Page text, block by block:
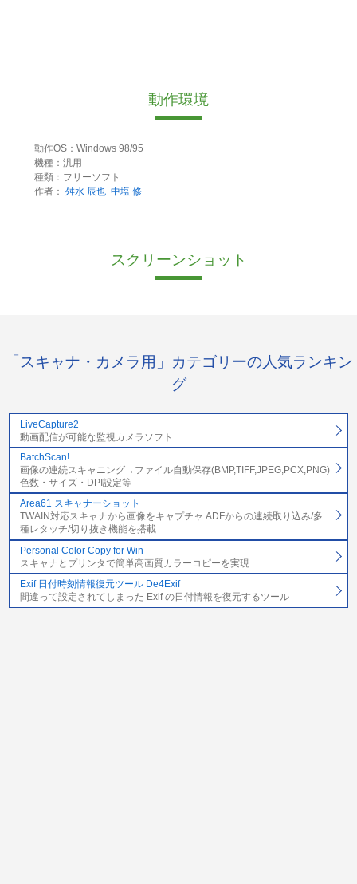
動作環境
動作OS：Windows 98/95
機種：汎用
種類：フリーソフト
作者： 舛水 辰也 中塩 修
スクリーンショット
「スキャナ・カメラ用」カテゴリーの人気ランキン
グ
LiveCapture2
動画配信が可能な監視カメラソフト
BatchScan!
画像の連続スキャニング→ファイル自動保存(BMP,TIFF,JPEG,PCX,PNG)
色数・サイズ・DPI設定等
Area61 スキャナーショット
TWAIN対応スキャナから画像をキャプチャ ADFからの連続取り込み/多
種レタッチ/切り抜き機能を搭載
Personal Color Copy for Win
スキャナとプリンタで簡単高画質カラーコピーを実現
Exif 日付時刻情報復元ツール De4Exif
間違って設定されてしまった Exif の日付情報を復元するツール